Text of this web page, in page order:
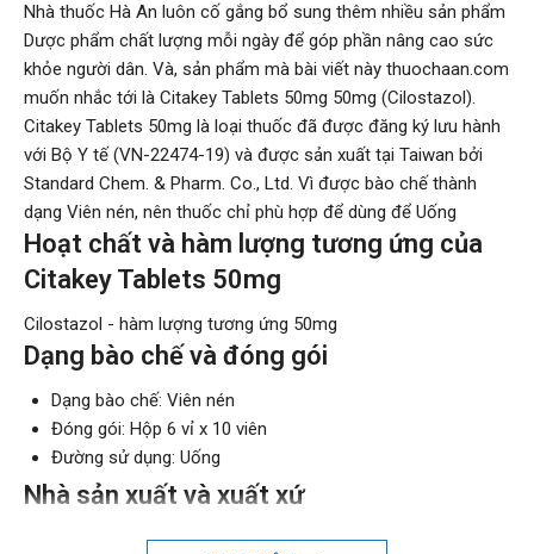
Nhà thuốc Hà An luôn cố gắng bổ sung thêm nhiều sản phẩm
Dược phẩm chất lượng mỗi ngày để góp phần nâng cao sức
khỏe người dân. Và, sản phẩm mà bài viết này thuochaan.com
muốn nhắc tới là Citakey Tablets 50mg 50mg (Cilostazol).
Citakey Tablets 50mg là loại thuốc đã được đăng ký lưu hành
với Bộ Y tế (VN-22474-19) và được sản xuất tại Taiwan bởi
Standard Chem. & Pharm. Co., Ltd. Vì được bào chế thành
dạng Viên nén, nên thuốc chỉ phù hợp để dùng để Uống
Hoạt chất và hàm lượng tương ứng của
Citakey Tablets 50mg
Cilostazol - hàm lượng tương ứng 50mg
Dạng bào chế và đóng gói
Dạng bào chế: Viên nén
Đóng gói: Hộp 6 vỉ x 10 viên
Đường sử dụng: Uống
Nhà sản xuất và xuất xứ
Nhà sản xuất: Standard Chem. & Pharm. Co., Ltd